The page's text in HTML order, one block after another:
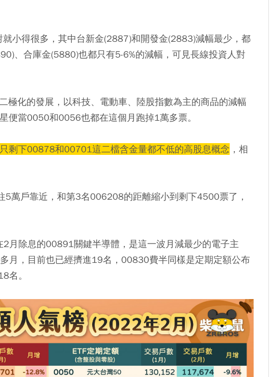
小得很多，其中台新金(2887)和開發金(2883)減幅最少，都
、合庫金(5880)也都只有5-6%的減幅，可見長線投資人對
極化的發展，以科技、電動車、陸股指數為主的商品的減幅
便當0050和0056也都在這個月跑掉1萬多票。
剩下00878和00701這二檔含金量都不低的高股息概念 ，相
萬戶靠近，和第3名006208的距離縮小到剩下4500票了，
月除息的00891關鍵半導體，是這一波月減最少的電子主
月，目前也已經擠進19名，00830費半同樣是定期定額公布
名。